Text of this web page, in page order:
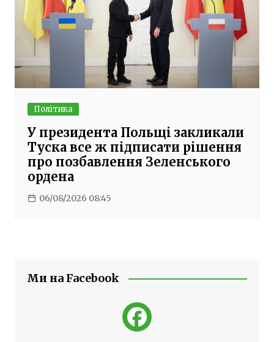
Політика
У президента Польщі закликали
Туска все ж підписати рішення
про позбавлення Зеленського
ордена
06/08/2026 08:45
Ми на Facebook